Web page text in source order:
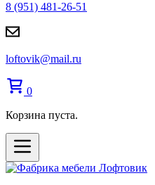
8 (951) 481-26-51
loftovik@mail.ru
0
Корзина пуста.